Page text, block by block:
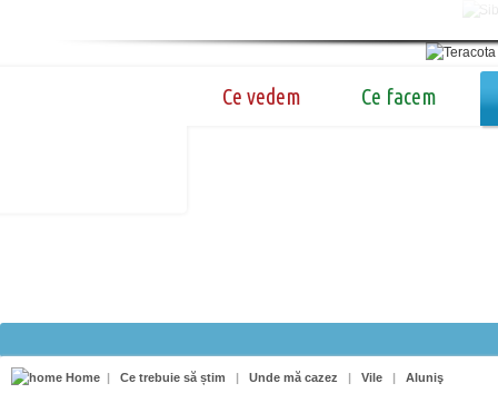
Ce vedem Ce facem
Home | Ce trebuie să știm | Unde mă cazez | Vile | Aluniş